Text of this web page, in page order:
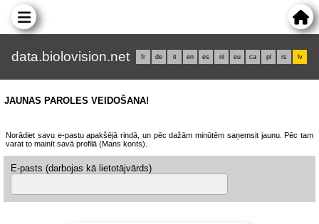
data.biolovision.net fr de it en es nl eu ca pl rs lv
JAUNAS PAROLES VEIDOŠANA!
Norādiet savu e-pastu apakšējā rindā, un pēc dažām minūtēm saņemsit jaunu. Pēc tam
varat to mainīt savā profilā (Mans konts).
E-pasts (darbojas kā lietotājvārds)